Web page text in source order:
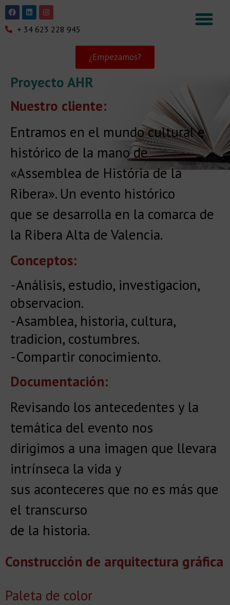
+ 34 623 228 945
¿Empezamos?
Proyecto AHR
Nuestro cliente:
Entramos en el mundo cultural e
histórico de la mano de
«Assemblea de História de la
Ribera». Un evento histórico
que se desarrolla en la comarca de
la Ribera Alta de Valencia.
Conceptos:
-Análisis, estudio, investigacion,
observacion.
-Asamblea, historia, cultura,
tradicion, costumbres.
-Compartir conocimiento.
Documentación:
Revisando los antecedentes y la
temática del evento nos
dirigimos a una imagen que llevara
intrínseca la vida y
sus aconteceres que no es más que
el transcurso
de la historia.
Construcción de arquitectura gráfica
Paleta de color